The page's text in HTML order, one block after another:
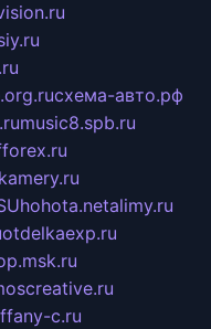
схема-авто.рф
music8.spb.ru
hohota.netalimy.ru
otdelkaexp.ru
c.ru